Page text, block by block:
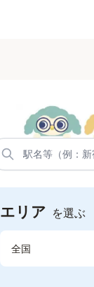
エリア を選ぶ
全国